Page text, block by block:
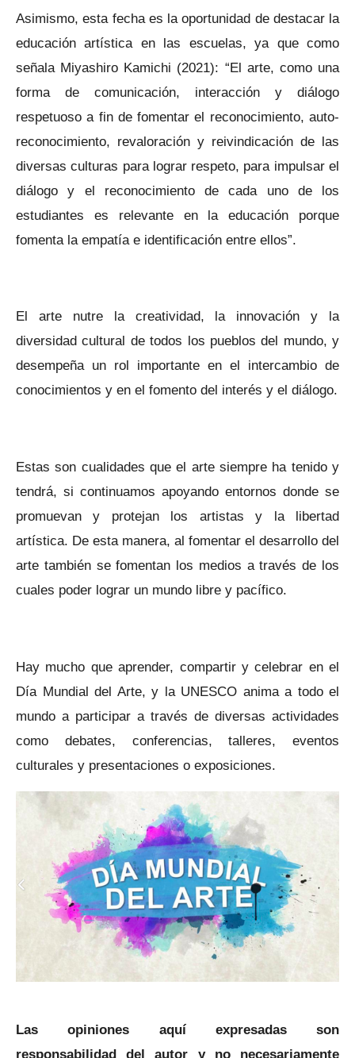
Asimismo, esta fecha es la oportunidad de destacar la
educación artística en las escuelas, ya que como
señala Miyashiro Kamichi (2021): “El arte, como una
forma de comunicación, interacción y diálogo
respetuoso a fin de fomentar el reconocimiento, auto-
reconocimiento, revaloración y reivindicación de las
diversas culturas para lograr respeto, para impulsar el
diálogo y el reconocimiento de cada uno de los
estudiantes es relevante en la educación porque
fomenta la empatía e identificación entre ellos”.
El arte nutre la creatividad, la innovación y la
diversidad cultural de todos los pueblos del mundo, y
desempeña un rol importante en el intercambio de
conocimientos y en el fomento del interés y el diálogo.
Estas son cualidades que el arte siempre ha tenido y
tendrá, si continuamos apoyando entornos donde se
promuevan y protejan los artistas y la libertad
artística. De esta manera, al fomentar el desarrollo del
arte también se fomentan los medios a través de los
cuales poder lograr un mundo libre y pacífico.
Hay mucho que aprender, compartir y celebrar en el
Día Mundial del Arte, y la UNESCO anima a todo el
mundo a participar a través de diversas actividades
como debates, conferencias, talleres, eventos
culturales y presentaciones o exposiciones.
Las opiniones aquí expresadas son
responsabilidad del autor y no necesariamente